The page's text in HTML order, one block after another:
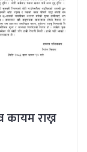
कायम राख्न